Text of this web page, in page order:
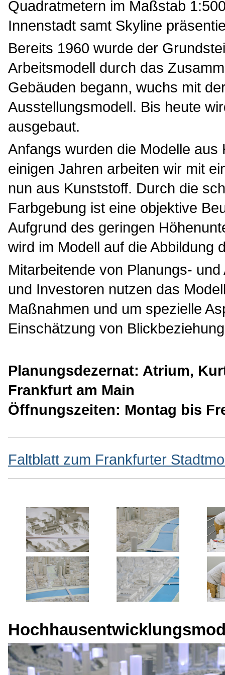
Quadratmetern im Maßstab
Innenstadt samt Skyline
Bereits 1960 wurde der
Arbeitsmodell durch das
Gebäuden begann, wuchs mit
Ausstellungsmodell. Bis heute
ausgebaut.
Anfangs wurden die Modelle
einigen Jahren arbeiten wir mit
nun aus Kunststoff. Durch die
Farbgebung ist eine objektive
Aufgrund des geringen
wird im Modell auf die Abbildung
Mitarbeitende von Planungs-
und Investoren nutzen das
Maßnahmen und um spezielle
Einschätzung von
Planungsdezernat: Atrium,
Frankfurt am Main
Öffnungszeiten: Montag bis
Faltblatt zum Frankfurter